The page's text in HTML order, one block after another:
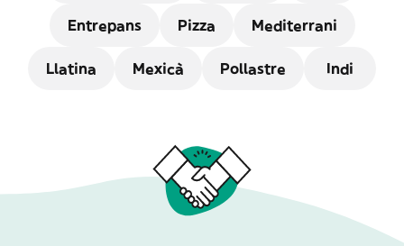
Entrepans Pizza Mediterrani
Llatina Mexicà Pollastre Indi